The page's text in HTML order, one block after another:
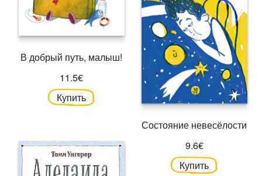
В добрый путь, малыш!
11.5€
Купить
Состояние невесёлости
9.6€
Купить